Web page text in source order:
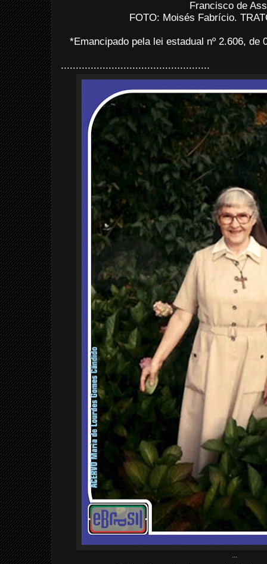
Francisco de
FOTO: Moisés Fabrício.
*Emancipado pela lei estadual nº 2.606, de
..................................................